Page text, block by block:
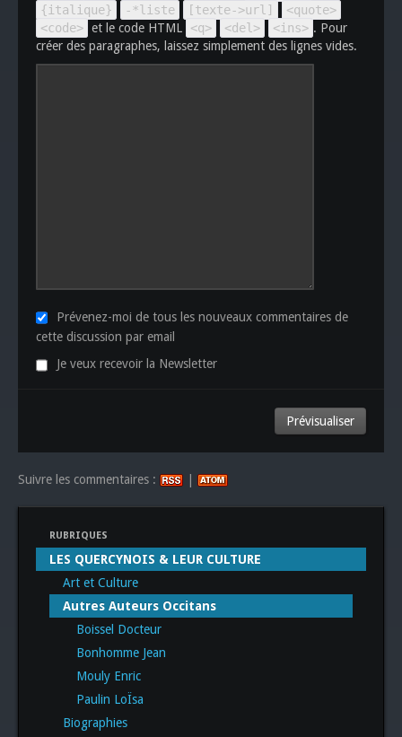
{italique}
-*liste [texte->url]
<quote>
<code> et le code HTML <q> <del> <ins> . Pour
créer des paragraphes, laissez simplement des lignes vides.
Prévenez-moi de tous les nouveaux commentaires de
cette discussion par email
Je veux recevoir la Newsletter
Suivre les commentaires : |
RUBRIQUES
LES QUERCYNOIS & LEUR CULTURE
Art et Culture
Autres Auteurs Occitans
Boissel Docteur
Bonhomme Jean
Mouly Enric
Paulin LoÏsa
Biographies